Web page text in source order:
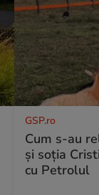
GSP.ro
Cum s-au
și soția
cu Petrolul